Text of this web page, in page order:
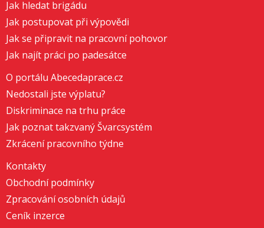
Jak hledat brigádu
Jak postupovat při výpovědi
Jak se připravit na pracovní pohovor
Jak najít práci po padesátce
O portálu Abecedaprace.cz
Nedostali jste výplatu?
Diskriminace na trhu práce
Jak poznat takzvaný Švarcsystém
Zkrácení pracovního týdne
Kontakty
Obchodní podmínky
Zpracování osobních údajů
Ceník inzerce